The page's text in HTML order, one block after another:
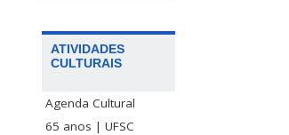
ATIVIDADES
CULTURAIS
Agenda Cultural
65 anos | UFSC